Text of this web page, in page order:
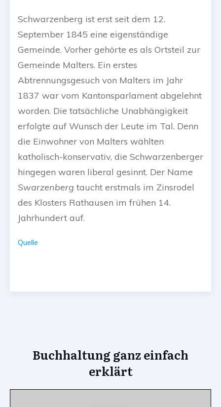
Schwarzenberg ist erst seit dem 12.
September 1845 eine eigenständige
Gemeinde. Vorher gehörte es als Ortsteil zur
Gemeinde Malters. Ein erstes
Abtrennungsgesuch von Malters im Jahr
1837 war vom Kantonsparlament abgelehnt
worden. Die tatsächliche Unabhängigkeit
erfolgte auf Wunsch der Leute im Tal. Denn
die Einwohner von Malters wählten
katholisch-konservativ, die Schwarzenberger
hingegen waren liberal gesinnt. Der Name
Swarzenberg taucht erstmals im Zinsrodel
des Klosters Rathausen im frühen 14.
Jahrhundert auf.
Quelle
Buchhaltung ganz einfach
erklärt